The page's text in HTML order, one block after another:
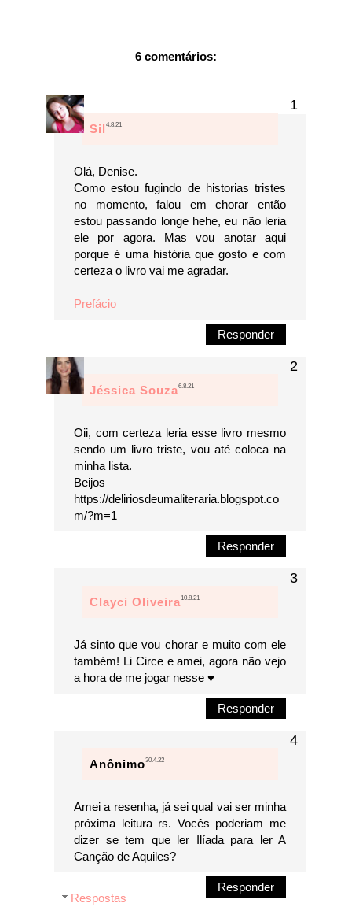
6 comentários:
Sil 4.8.21
Olá, Denise.
Como estou fugindo de historias tristes
no momento, falou em chorar então
estou passando longe hehe, eu não leria
ele por agora. Mas vou anotar aqui
porque é uma história que gosto e com
certeza o livro vai me agradar.
Prefácio
Responder
Jéssica Souza6.8.21
Oii, com certeza leria esse livro mesmo
sendo um livro triste, vou até coloca na
minha lista.
Beijos
https://deliriosdeumaliteraria.blogspot.co
m/?m=1
Responder
Clayci Oliveira10.8.21
Já sinto que vou chorar e muito com ele
também! Li Circe e amei, agora não vejo
a hora de me jogar nesse ♥
Responder
Anônimo30.4.22
Amei a resenha, já sei qual vai ser minha
próxima leitura rs. Vocês poderiam me
dizer se tem que ler Ilíada para ler A
Canção de Aquiles?
Responder
Respostas